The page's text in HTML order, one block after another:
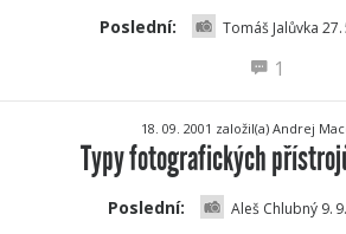
Poslední: Tomáš Jalůvka 27.
1
18. 09. 2001 založil(a) Andrej
Typy fotografických
Poslední: Aleš Chlubný 9. 9.